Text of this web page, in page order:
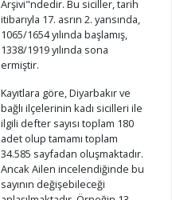
Arşivi"ndedir. Bu siciller, tarih
itibarıyla 17. asrın 2. yansında,
1065/1654 yılında başlamış,
1338/1919 yılında sona
ermiştir.
Kayıtlara göre, Diyarbakır ve
bağlı ilçelerinin kadı sicilleri ile
ilgili defter sayısı toplam 180
adet olup tamamı toplam
34.585 sayfadan oluşmaktadır.
Ancak Ailen incelendiğinde bu
sayının değişebileceği